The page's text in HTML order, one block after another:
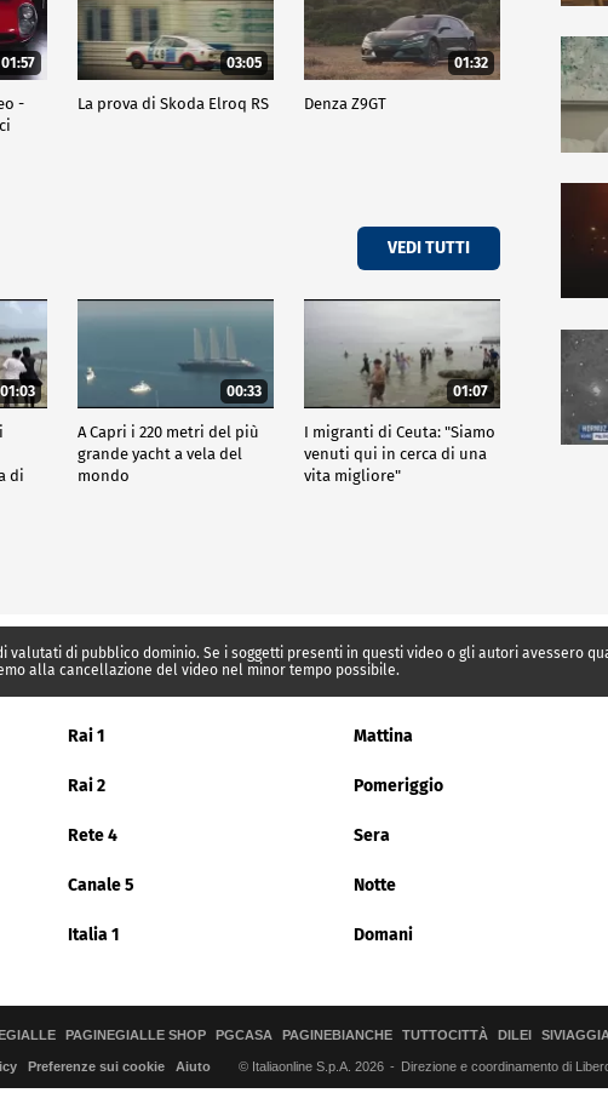
01:57
-
03:05
La prova di Skoda Elroq RS
01:32
Denza Z9GT
VEDI TUTTI
01:03
di
00:33
A Capri i 220 metri del più
grande yacht a vela del
mondo
01:07
I migranti di Ceuta: "Siamo
venuti qui in cerca di una
vita migliore"
di pubblico dominio. Se i soggetti presenti in questi video o gli autori avessero
alla cancellazione del video nel minor tempo possibile.
Rai 1 Mattina
Rai 2 Pomeriggio
Rete 4 Sera
Canale 5 Notte
Italia 1 Domani
PAGINEGIALLE SHOP PGCASA PAGINEBIANCHE TUTTOCITTÀ DILEI SIVIAGGIA
Preferenze sui cookie Aiuto © Italiaonline S.p.A. 2026 Direzione e coordinamento di